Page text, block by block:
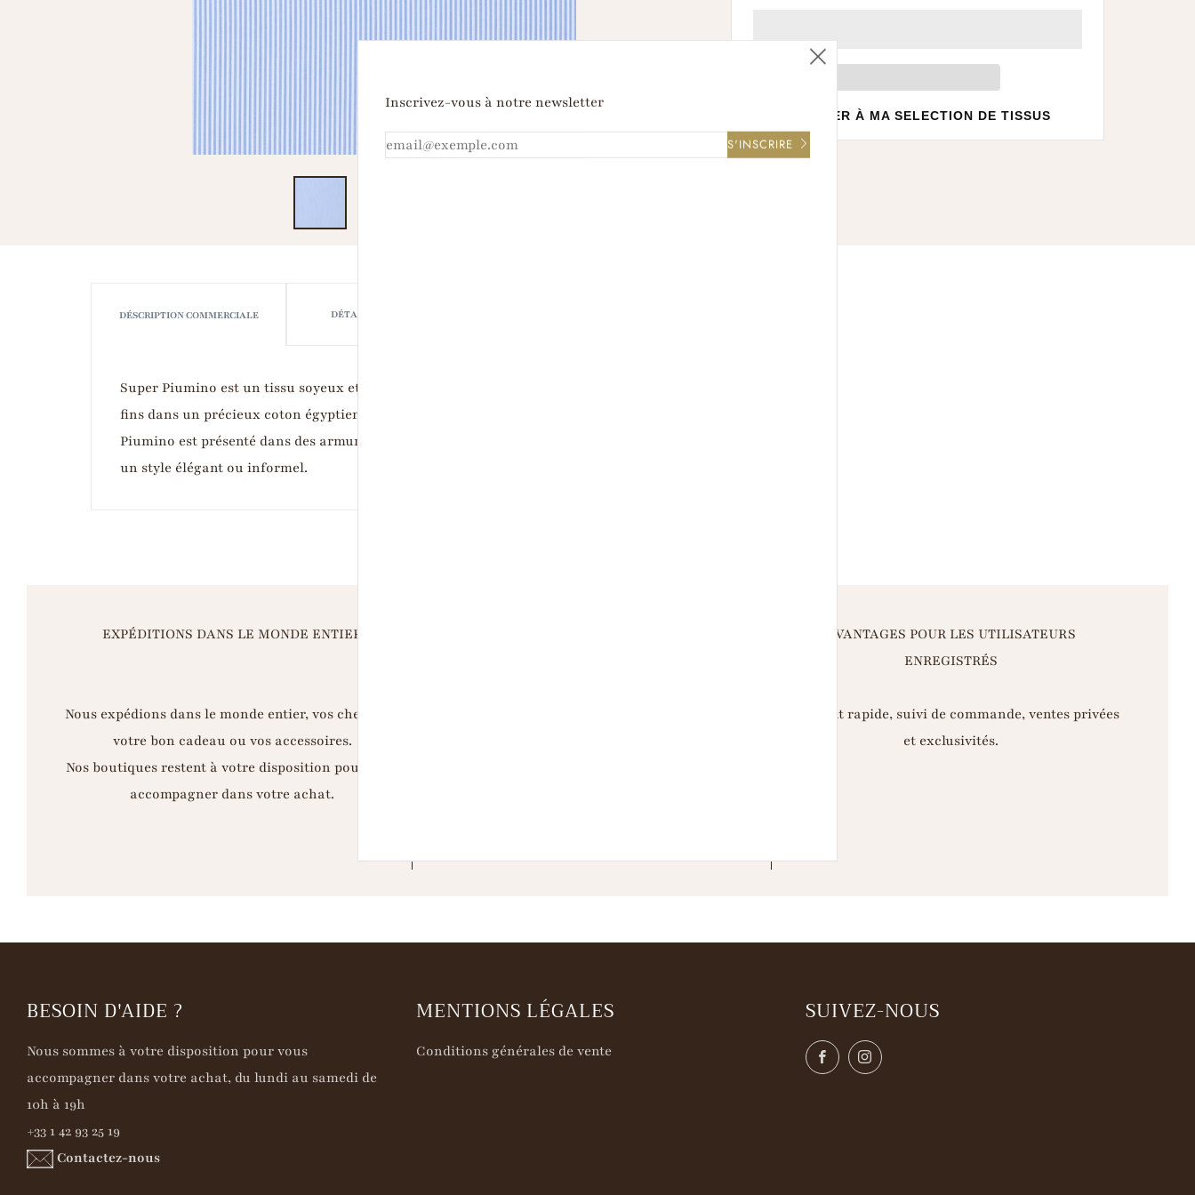
AJOUTER À MA SELECTION DE TISSUS
DÉSCRIPTION COMMERCIALE DÉTAILS TECHNIQUES
Super Piumino est un tissu soyeux et compact, réalisé avec des fils uniques ultra-
fins dans un précieux coton égyptien Giza 87. Grâce à sa base ample, Super
Piumino est présenté dans des armures différentes pour s'adapter chaque jour à
un style élégant ou informel.
EXPÉDITIONS DANS LE MONDE ENTIER
Nous expédions dans le monde entier, vos chemises,
votre bon cadeau ou vos accessoires.
Nos boutiques restent à votre disposition pour vous
accompagner dans votre achat.
AVANTAGES POUR LES UTILISATEURS
ENREGISTRÉS
Paiement rapide, suivi de commande, ventes privées
et exclusivités.
BESOIN D'AIDE ?
Nous sommes à votre disposition pour vous
accompagner dans votre achat, du lundi au samedi de
10h à 19h
+33 1 42 93 25 19
Contactez-nous
MENTIONS LÉGALES
Conditions générales de vente
SUIVEZ-NOUS
FacebookInstagram
Fermer
(esc)
Inscrivez-vous à notre newsletter
S'INSCRIRE